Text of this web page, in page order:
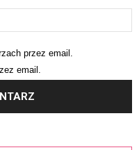
przez email.
email.